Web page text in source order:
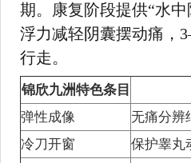
期。康复阶段提供“水
浮力减轻阴囊摆动痛，
行走。
锦欣九洲特色条目
弹性成像
无痛分辨
冷刀开窗
保护睾丸